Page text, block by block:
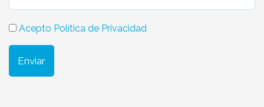
Acepto Política de Privacidad